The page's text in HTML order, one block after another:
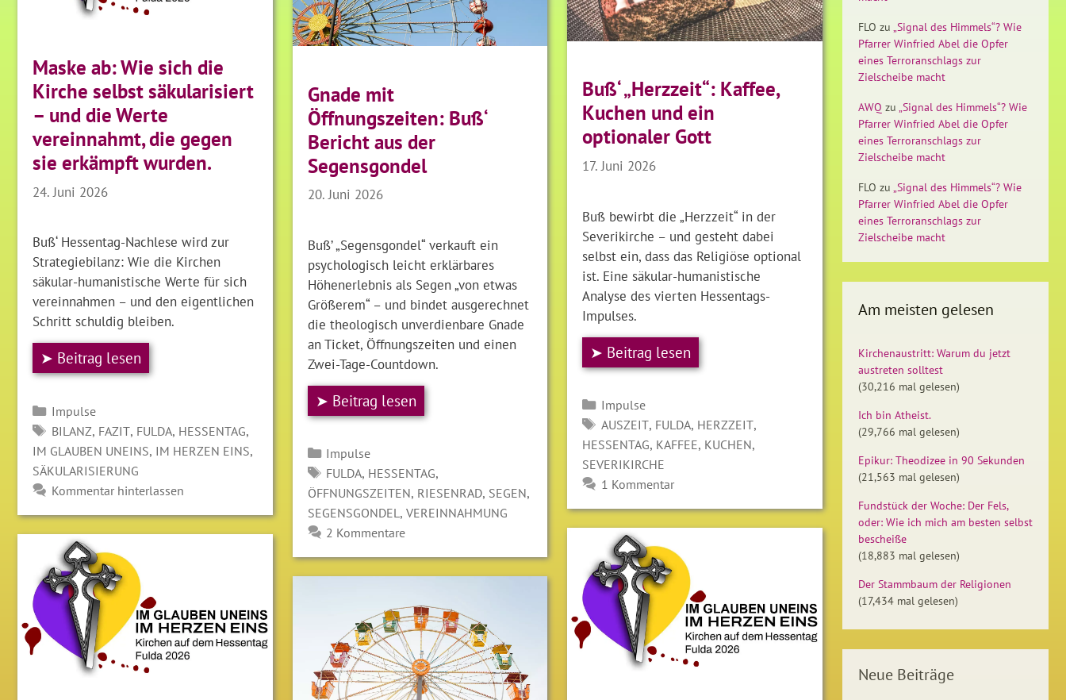
Maske ab: Wie sich die
Kirche selbst säkularisiert
– und die Werte
vereinnahmt, die gegen
sie erkämpft wurden.
24. Juni 2026
Buß‘ Hessentag-Nachlese wird zur
Strategiebilanz: Wie die Kirchen
säkular-humanistische Werte für sich
vereinnahmen – und den eigentlichen
Schritt schuldig bleiben.
➤ Beitrag lesen
Kategorien
Impulse
SCHLAGWÖRTER
BILANZ, FAZIT, FULDA, HESSENTAG,
IM GLAUBEN UNEINS, IM HERZEN EINS,
SÄKULARISIERUNG
Kommentar hinterlassen
Gnade mit
Öffnungszeiten: Buß‘
Bericht aus der
Segensgondel
20. Juni 2026
Buß’ „Segensgondel“ verkauft ein
psychologisch leicht erklärbares
Höhenerlebnis als Segen „von etwas
Größerem“ – und bindet ausgerechnet
die theologisch unverdienbare Gnade
an Ticket, Öffnungszeiten und einen
Zwei-Tage-Countdown.
➤ Beitrag lesen
Kategorien
Impulse
SCHLAGWÖRTER
FULDA, HESSENTAG,
ÖFFNUNGSZEITEN, RIESENRAD, SEGEN,
SEGENSGONDEL, VEREINNAHMUNG
2 Kommentare
Buß‘ „Herzzeit“: Kaffee,
Kuchen und ein
optionaler Gott
17. Juni 2026
Buß bewirbt die „Herzzeit“ in der
Severikirche – und gesteht dabei
selbst ein, dass das Religiöse optional
ist. Eine säkular-humanistische
Analyse des vierten Hessentags-
Impulses.
➤ Beitrag lesen
Kategorien
Impulse
SCHLAGWÖRTER
AUSZEIT, FULDA, HERZZEIT,
HESSENTAG, KAFFEE, KUCHEN,
SEVERIKIRCHE
1 Kommentar
FLO zu „Signal des Himmels“? Wie
Pfarrer Winfried Abel die Opfer
eines Terroranschlags zur
Zielscheibe macht
AWQ zu „Signal des Himmels“? Wie
Pfarrer Winfried Abel die Opfer
eines Terroranschlags zur
Zielscheibe macht
FLO zu „Signal des Himmels“? Wie
Pfarrer Winfried Abel die Opfer
eines Terroranschlags zur
Zielscheibe macht
Am meisten gelesen
Kirchenaustritt: Warum du jetzt
austreten solltest
(30,216 mal gelesen)
Ich bin Atheist.
(29,766 mal gelesen)
Epikur: Theodizee in 90 Sekunden
(21,563 mal gelesen)
Fundstück der Woche: Der Fels,
oder: Wie ich mich am besten selbst
bescheiße
(18,883 mal gelesen)
Der Stammbaum der Religionen
(17,434 mal gelesen)
Neue Beiträge